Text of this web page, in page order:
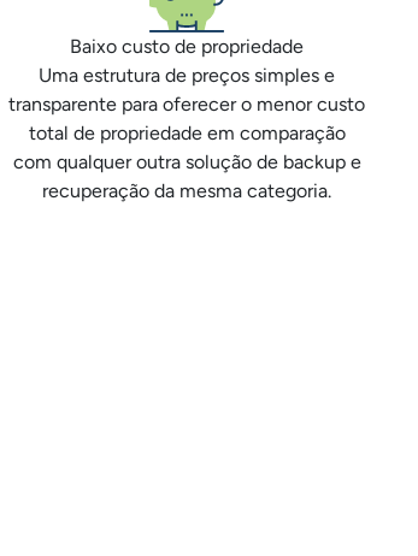
Baixo custo de propriedade
Uma estrutura de preços simples e
transparente para oferecer o menor custo
total de propriedade em comparação
com qualquer outra solução de backup e
recuperação da mesma categoria.